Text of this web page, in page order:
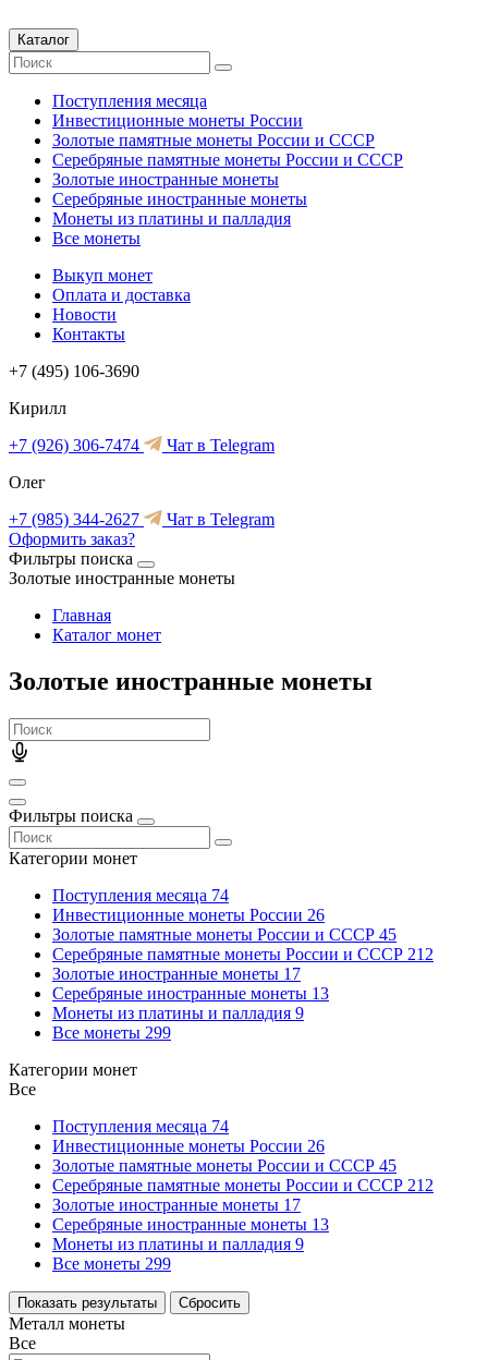
Каталог
Поступления месяца
Инвестиционные монеты России
Золотые памятные монеты России и СССР
Серебряные памятные монеты России и СССР
Золотые иностранные монеты
Серебряные иностранные монеты
Монеты из платины и палладия
Все монеты
Выкуп монет
Оплата и доставка
Новости
Контакты
+7 (495) 106-3690
Кирилл
+7 (926) 306-7474
Чат в Telegram
Олег
+7 (985) 344-2627
Чат в Telegram
Оформить заказ?
Фильтры поиска
Золотые иностранные монеты
Главная
Каталог монет
Золотые иностранные монеты
Фильтры поиска
Категории монет
Поступления месяца 74
Инвестиционные монеты России 26
Золотые памятные монеты России и СССР 45
Серебряные памятные монеты России и СССР 212
Золотые иностранные монеты 17
Серебряные иностранные монеты 13
Монеты из платины и палладия 9
Все монеты 299
Категории монет
Все
Поступления месяца 74
Инвестиционные монеты России 26
Золотые памятные монеты России и СССР 45
Серебряные памятные монеты России и СССР 212
Золотые иностранные монеты 17
Серебряные иностранные монеты 13
Монеты из платины и палладия 9
Все монеты 299
Показать результаты Сбросить
Металл монеты
Все